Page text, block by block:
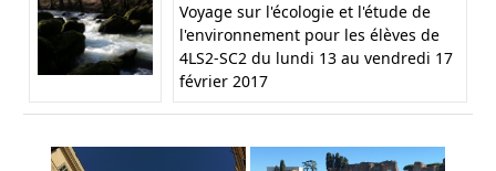
Voyage sur l'écologie et l'étude de
l'environnement pour les élèves de
4LS2-SC2 du lundi 13 au vendredi 17
février 2017